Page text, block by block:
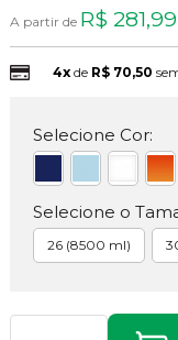
A partir de R$ 281,99
4xde R$ 70,50
Selecione Cor:
Selecione o
26 (8500 ml)